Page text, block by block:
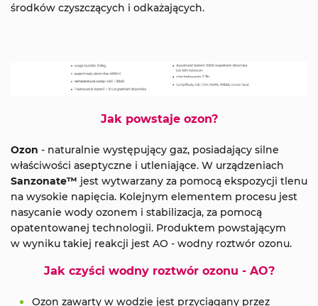
środków czyszczących i odkażających.
Jak powstaje ozon?
Ozon - naturalnie występujący gaz, posiadający silne
właściwości aseptyczne i utleniające. W urządzeniach
Sanzonate™ jest wytwarzany za pomocą ekspozycji tlenu
na wysokie napięcia. Kolejnym elementem procesu jest
nasycanie wody ozonem i stabilizacja, za pomocą
opatentowanej technologii. Produktem powstającym
w wyniku takiej reakcji jest AO - wodny roztwór ozonu.
Jak czyści wodny roztwór ozonu - AO?
Ozon zawarty w wodzie jest przyciągany przez